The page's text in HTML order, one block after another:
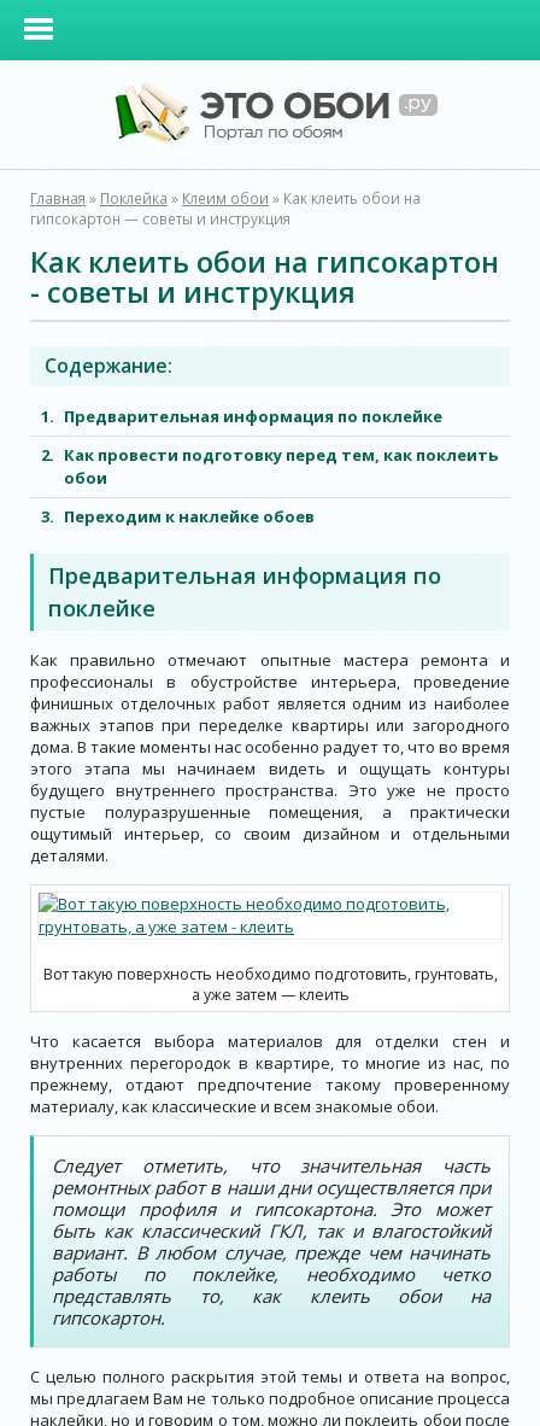
Главная » Поклейка » Клеим обои » Как клеить обои на
гипсокартон — советы и инструкция
Как клеить обои на гипсокартон
- советы и инструкция
Содержание:
Предварительная информация по поклейке
Как провести подготовку перед тем, как поклеить
обои
Переходим к наклейке обоев
Предварительная информация по
поклейке
Как правильно отмечают опытные мастера ремонта и
профессионалы в обустройстве интерьера, проведение
финишных отделочных работ является одним из наиболее
важных этапов при переделке квартиры или загородного
дома. В такие моменты нас особенно радует то, что во время
этого этапа мы начинаем видеть и ощущать контуры
будущего внутреннего пространства. Это уже не просто
пустые полуразрушенные помещения, а практически
ощутимый интерьер, со своим дизайном и отдельными
деталями.
Вот такую поверхность необходимо подготовить, грунтовать,
а уже затем — клеить
Что касается выбора материалов для отделки стен и
внутренних перегородок в квартире, то многие из нас, по
прежнему, отдают предпочтение такому проверенному
материалу, как классические и всем знакомые обои.
Следует отметить, что значительная часть
ремонтных работ в наши дни осуществляется при
помощи профиля и гипсокартона. Это может
быть как классический ГКЛ, так и влагостойкий
вариант. В любом случае, прежде чем начинать
работы по поклейке, необходимо четко
представлять то, как клеить обои на
гипсокартон.
С целью полного раскрытия этой темы и ответа на вопрос,
мы предлагаем Вам не только подробное описание процесса
наклейки, но и говорим о том, можно ли поклеить обои после